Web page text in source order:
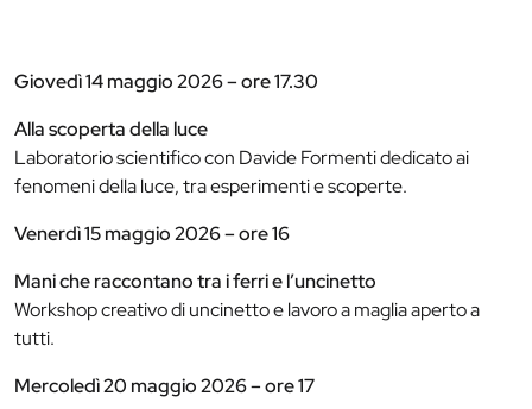
Giovedì 14 maggio 2026 – ore 17.30
Alla scoperta della luce
Laboratorio scientifico con Davide Formenti dedicato ai
fenomeni della luce, tra esperimenti e scoperte.
Venerdì 15 maggio 2026 – ore 16
Mani che raccontano tra i ferri e l’uncinetto
Workshop creativo di uncinetto e lavoro a maglia aperto a
tutti.
Mercoledì 20 maggio 2026 – ore 17